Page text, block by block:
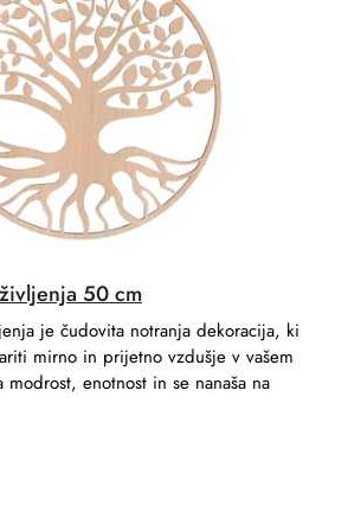
50 cm
je čudovita notranja dekoracija, ki
mirno in prijetno vzdušje v vašem
enotnost in se nanaša na